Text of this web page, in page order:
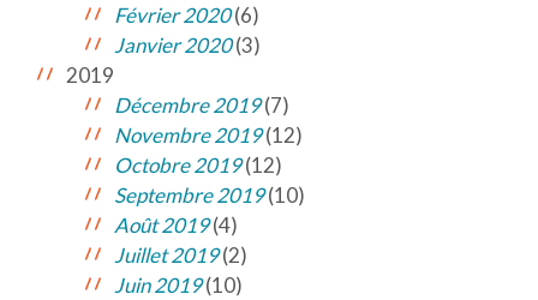
Février 2020(6)
Janvier 2020(3)
2019
Décembre 2019(7)
Novembre 2019(12)
Octobre 2019(12)
Septembre 2019(10)
Août 2019(4)
Juillet 2019(2)
Juin 2019(10)